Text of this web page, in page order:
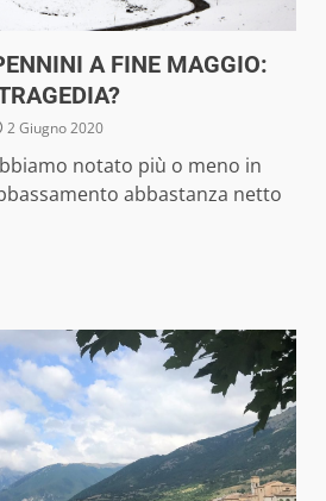
A FINE MAGGIO:
2 Giugno 2020
notato più o meno in
abbastanza netto